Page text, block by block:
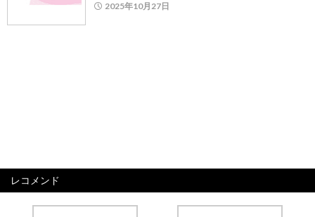
2025年10月27日
レコメンド